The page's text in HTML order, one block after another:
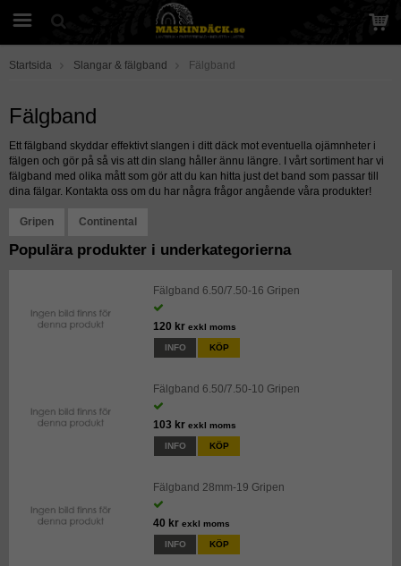
Startsida Slangar & fälgband Fälgband
Fälgband
Ett fälgband skyddar effektivt slangen i ditt däck mot eventuella ojämnheter i
fälgen och gör på så vis att din slang håller ännu längre. I vårt sortiment har vi
fälgband med olika mått som gör att du kan hitta just det band som passar till
dina fälgar. Kontakta oss om du har några frågor angående våra produkter!
Gripen Continental
Populära produkter i underkategorierna
Fälgband 6.50/7.50-16 Gripen
120 kr exkl moms
INFO KÖP
Fälgband 6.50/7.50-10 Gripen
103 kr exkl moms
INFO KÖP
Fälgband 28mm-19 Gripen
40 kr exkl moms
INFO KÖP